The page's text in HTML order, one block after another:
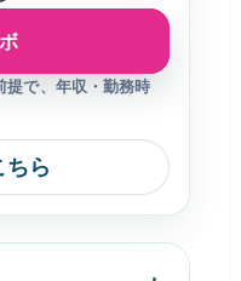
提で、年収・勤務時
ちら